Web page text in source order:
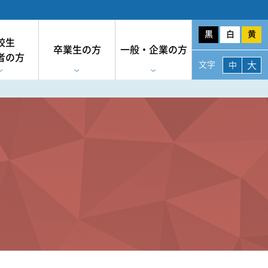
生
の方
卒業生の方 一般・企業の方
黒 白 黄
文字 中 大